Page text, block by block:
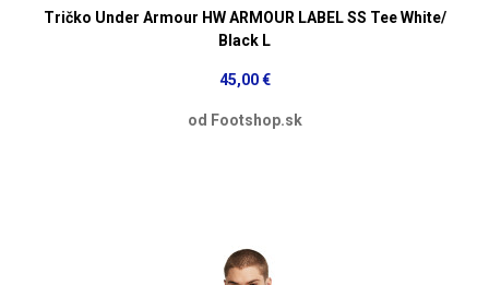
Tričko Under Armour HW ARMOUR LABEL SS Tee White/
Black L
45,00 €
od Footshop.sk